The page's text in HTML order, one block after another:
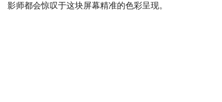
影师都会惊叹于这块屏幕精准的色彩呈现。